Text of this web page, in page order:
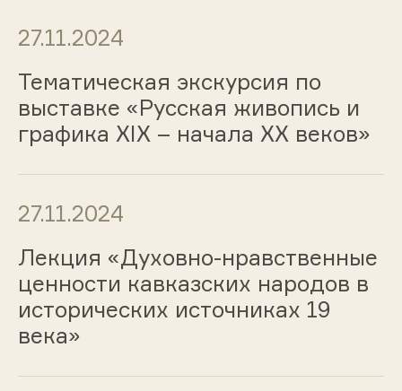
27.11.2024
Тематическая экскурсия по
выставке «Русская живопись и
графика ХIХ – начала ХХ веков»
27.11.2024
Лекция «Духовно-нравственные
ценности кавказских народов в
исторических источниках 19
века»